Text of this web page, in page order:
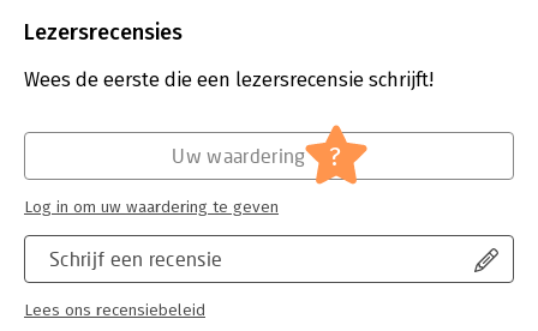
Lezersrecensies
Wees de eerste die een lezersrecensie schrijft!
Schrijf een recensie
Lees ons recensiebeleid
Uw waardering ?
Log in om uw waardering te geven